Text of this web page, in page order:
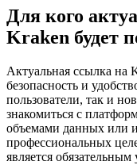
Для кого
Kraken будет
Актуальная ссылка на
безопасность и
пользователи, так и
знакомиться с
объемами данных или
профессиональных
является обязательным